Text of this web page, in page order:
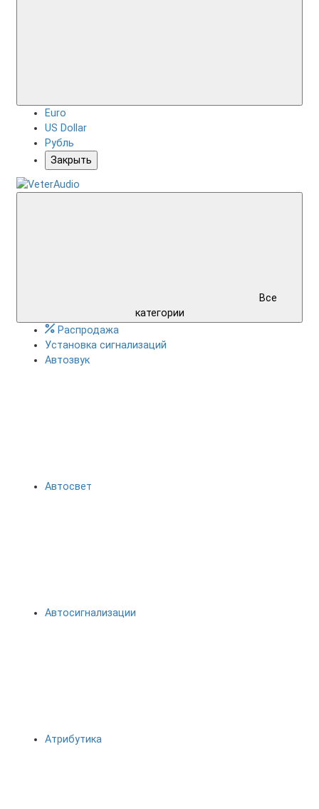
Euro
US Dollar
Рубль
Закрыть
Все
категории
Распродажа
Установка сигнализаций
Автозвук
Автосвет
Автосигнализации
Атрибутика